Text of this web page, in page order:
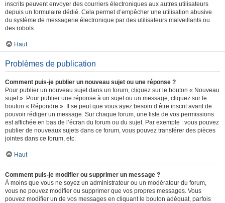
inscrits peuvent envoyer des courriers électroniques aux autres utilisateurs
depuis un formulaire dédié. Cela permet d’empêcher une utilisation abusive
du système de messagerie électronique par des utilisateurs malveillants ou
des robots.
Haut
Problèmes de publication
Comment puis-je publier un nouveau sujet ou une réponse ?
Pour publier un nouveau sujet dans un forum, cliquez sur le bouton « Nouveau
sujet ». Pour publier une réponse à un sujet ou un message, cliquez sur le
bouton « Répondre ». Il se peut que vous ayez besoin d’être inscrit avant de
pouvoir rédiger un message. Sur chaque forum, une liste de vos permissions
est affichée en bas de l’écran du forum ou du sujet. Par exemple : vous pouvez
publier de nouveaux sujets dans ce forum, vous pouvez transférer des pièces
jointes dans ce forum, etc.
Haut
Comment puis-je modifier ou supprimer un message ?
À moins que vous ne soyez un administrateur ou un modérateur du forum,
vous ne pouvez modifier ou supprimer que vos propres messages. Vous
pouvez modifier un de vos messages en cliquant le bouton adéquat, parfois